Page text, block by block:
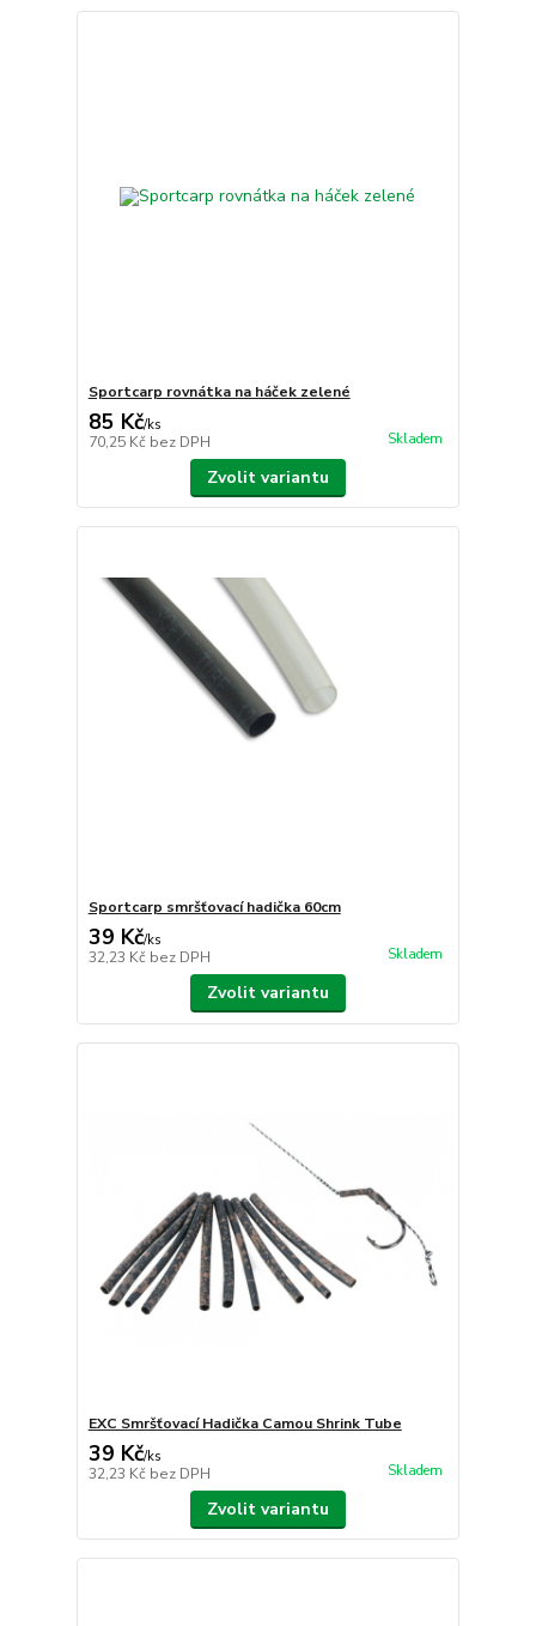
Sportcarp rovnátka na háček zelené
85 Kč/ks
70,25 Kč bez DPH Skladem
Zvolit variantu
Sportcarp smršťovací hadička 60cm
39 Kč/ks
32,23 Kč bez DPH Skladem
Zvolit variantu
EXC Smršťovací Hadička Camou Shrink Tube
39 Kč/ks
32,23 Kč bez DPH Skladem
Zvolit variantu